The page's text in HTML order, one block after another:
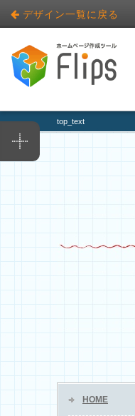
デザイン一覧に戻る